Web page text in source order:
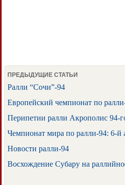
ПРЕДЫДУЩИЕ СТАТЬИ
Ралли “Сочи”-94
Европейский чемпионат по
Перипетии ралли Акрополис 94-
Чемпионат мира по ралли-94: 6-й
Новости ралли-94
Восхождение Субару на